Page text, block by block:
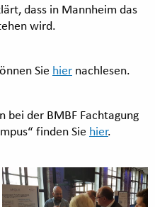
dass in Mannheim das
wird.
Sie hier nachlesen.
bei der BMBF Fachtagung
finden Sie hier.